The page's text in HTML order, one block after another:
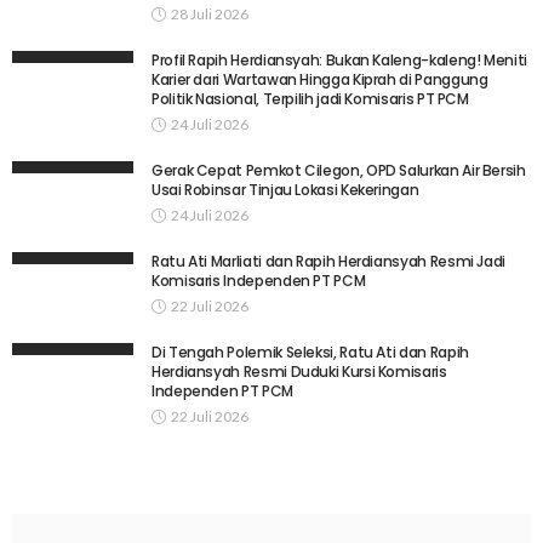
28 Juli 2026
Profil Rapih Herdiansyah: Bukan Kaleng-kaleng! Meniti
Karier dari Wartawan Hingga Kiprah di Panggung
Politik Nasional, Terpilih jadi Komisaris PT PCM
24 Juli 2026
Gerak Cepat Pemkot Cilegon, OPD Salurkan Air Bersih
Usai Robinsar Tinjau Lokasi Kekeringan
24 Juli 2026
Ratu Ati Marliati dan Rapih Herdiansyah Resmi Jadi
Komisaris Independen PT PCM
22 Juli 2026
Di Tengah Polemik Seleksi, Ratu Ati dan Rapih
Herdiansyah Resmi Duduki Kursi Komisaris
Independen PT PCM
22 Juli 2026